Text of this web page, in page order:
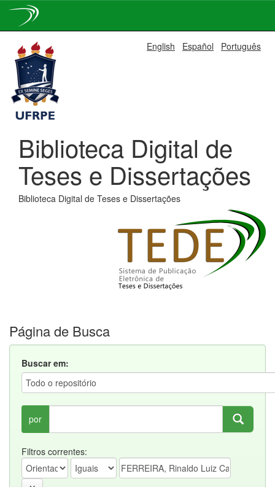
navigation
English Español Português
Biblioteca Digital de
Teses e Dissertações
Biblioteca Digital de Teses e Dissertações
Página de Busca
Buscar em:
por
Filtros correntes: